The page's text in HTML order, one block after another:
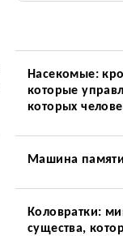
Насекомые:
которые
которых
Машина
Коловратки:
существа,